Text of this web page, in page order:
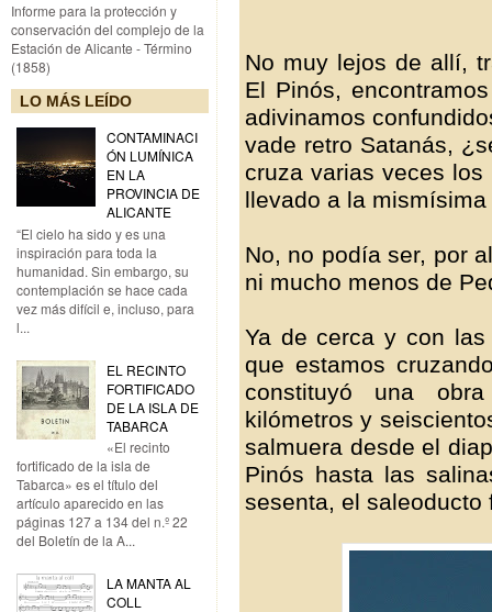
Informe para la protección y
conservación del complejo de la
Estación de Alicante - Término
(1858)
LO MÁS LEÍDO
CONTAMINACI
ÓN LUMÍNICA
EN LA
PROVINCIA DE
ALICANTE
“El cielo ha sido y es una
inspiración para toda la
humanidad. Sin embargo, su
contemplación se hace cada
vez más difícil e, incluso, para
l...
EL RECINTO
FORTIFICADO
DE LA ISLA DE
TABARCA
«El recinto
fortificado de la isla de
Tabarca» es el título del
artículo aparecido en las
páginas 127 a 134 del n.º 22
del Boletín de la A...
LA MANTA AL
COLL
No muy lejos de allí,
El Pinós,
adivinamos
vade retro Satanás,
cruza varias veces
llevado a la
No, no podía ser, por
ni mucho menos de
Ya de cerca y con
que estamos
constituyó una
kilómetros y
salmuera desde el
Pinós hasta las
sesenta, el saleoducto